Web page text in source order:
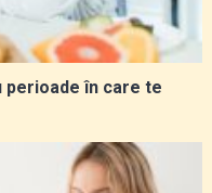
în care te